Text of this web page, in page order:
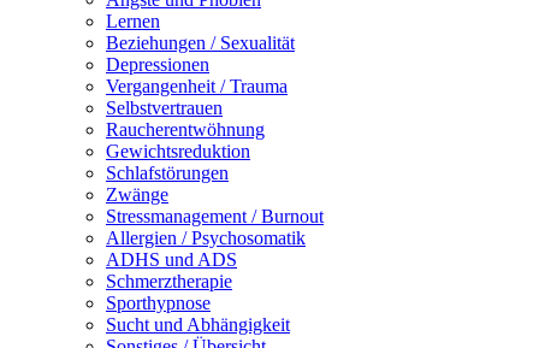
Lernen
Beziehungen / Sexualität
Depressionen
Vergangenheit / Trauma
Selbstvertrauen
Raucherentwöhnung
Gewichtsreduktion
Schlafstörungen
Zwänge
Stressmanagement / Burnout
Allergien / Psychosomatik
ADHS und ADS
Schmerztherapie
Sporthypnose
Sucht und Abhängigkeit